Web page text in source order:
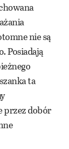
nie są
Posiadają
ta
przez dobór